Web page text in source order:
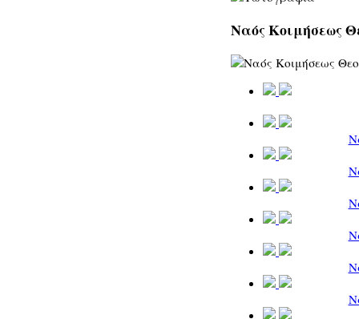
Ναός Κοιμήσεως